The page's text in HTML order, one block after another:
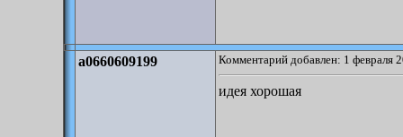
a0660609199 Комментарий добавлен: 1 февраля
идея хорошая